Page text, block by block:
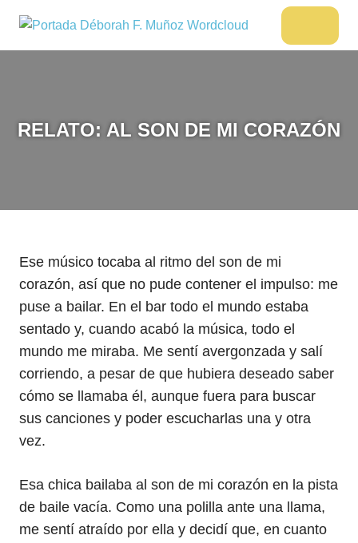
contenido
DÉBORAH
y
RELATO: AL SON DE MI CORAZÓN
Ese músico tocaba al ritmo del son de mi
corazón, así que no pude contener el impulso: me
puse a bailar. En el bar todo el mundo estaba
sentado y, cuando acabó la música, todo el
mundo me miraba. Me sentí avergonzada y salí
corriendo, a pesar de que hubiera deseado saber
cómo se llamaba él, aunque fuera para buscar
sus canciones y poder escucharlas una y otra
vez.
Esa chica bailaba al son de mi corazón en la pista
de baile vacía. Como una polilla ante una llama,
me sentí atraído por ella y decidí que, en cuanto